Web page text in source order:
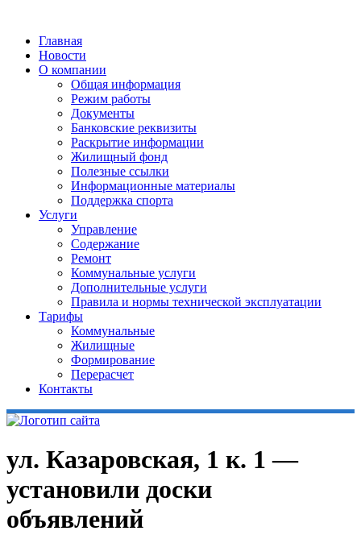
Главная
Новости
О компании
Общая информация
Режим работы
Документы
Банковские реквизиты
Раскрытие информации
Жилищный фонд
Полезные ссылки
Информационные материалы
Поддержка спорта
Услуги
Управление
Содержание
Ремонт
Коммунальные услуги
Дополнительные услуги
Правила и нормы технической эксплуатации
Тарифы
Коммунальные
Жилищные
Формирование
Перерасчет
Контакты
ул. Казаровская, 1 к. 1 —
установили доски
объявлений